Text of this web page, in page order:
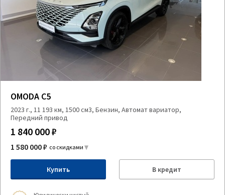
OMODA C5
2023 г., 11 193 км, 1500 см3, Бензин, Автомат вариатор,
Передний привод
1 840 000 ₽
1 580 000 ₽ со скидками
Купить В кредит